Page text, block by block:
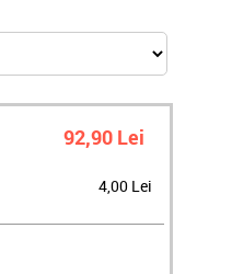
92,90 Lei
4,00 Lei